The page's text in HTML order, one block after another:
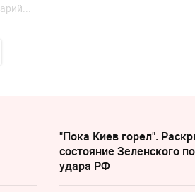
"Пока Киев горел".
состояние Зеленского
удара РФ